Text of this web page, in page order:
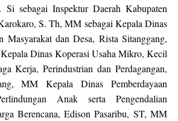
sebagai Inspektur Daerah Kabupaten
S. Th, MM sebagai Kepala Dinas
Masyarakat dan Desa, Rista Sitanggang,
Dinas Koperasi Usaha Mikro, Kecil
Kerja, Perindustrian dan Perdagangan,
MM Kepala Dinas Pemberdayaan
Anak serta Pengendalian
Berencana, Edison Pasaribu, ST, MM